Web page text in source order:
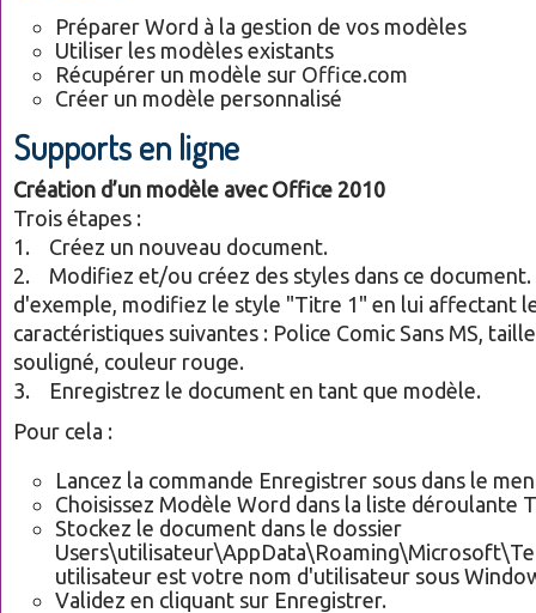
Préparer Word à la gestion de vos modèles
Utiliser les modèles existants
Récupérer un modèle sur Office.com
Créer un modèle personnalisé
Supports en ligne
Création d’un modèle avec Office 2010
Trois étapes :
1. Créez un nouveau document.
2. Modifiez et/ou créez des styles dans ce
d'exemple, modifiez le style "Titre 1" en lui affectant
caractéristiques suivantes : Police Comic Sans MS,
souligné, couleur rouge.
3. Enregistrez le document en tant que modèle.
Pour cela :
Lancez la commande Enregistrer sous dans le
Choisissez Modèle Word dans la liste déroulante
Stockez le document dans le dossier
utilisateur est votre nom d'utilisateur sous
Validez en cliquant sur Enregistrer.